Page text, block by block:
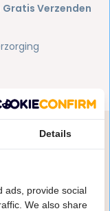
Gratis Verzenden
Details
ads, provide social
We also share